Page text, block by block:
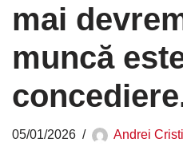
mai
muncă
05/01/2026 Andrei